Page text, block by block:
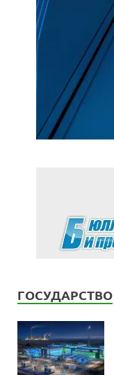
ГОСУДАРСТВО